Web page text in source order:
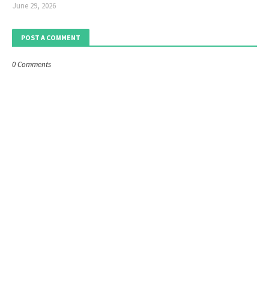
June 29, 2026
POST A COMMENT
0 Comments